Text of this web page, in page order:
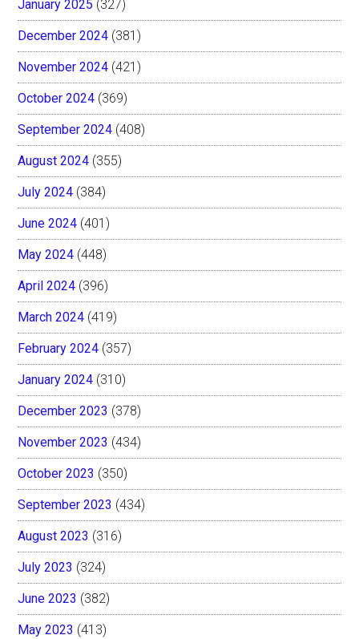
January 2025 (327)
December 2024 (381)
November 2024 (421)
October 2024 (369)
September 2024 (408)
August 2024 (355)
July 2024 (384)
June 2024 (401)
May 2024 (448)
April 2024 (396)
March 2024 (419)
February 2024 (357)
January 2024 (310)
December 2023 (378)
November 2023 (434)
October 2023 (350)
September 2023 (434)
August 2023 (316)
July 2023 (324)
June 2023 (382)
May 2023 (413)